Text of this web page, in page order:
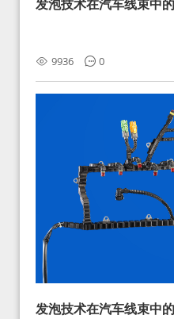
发泡技术在汽车线束中
9936 0
发泡技术在汽车线束中